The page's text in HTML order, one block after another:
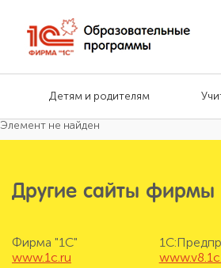
Детям и родителям
Элемент не найден
Другие сайты фирмы
Фирма "1С"
www.1c.ru